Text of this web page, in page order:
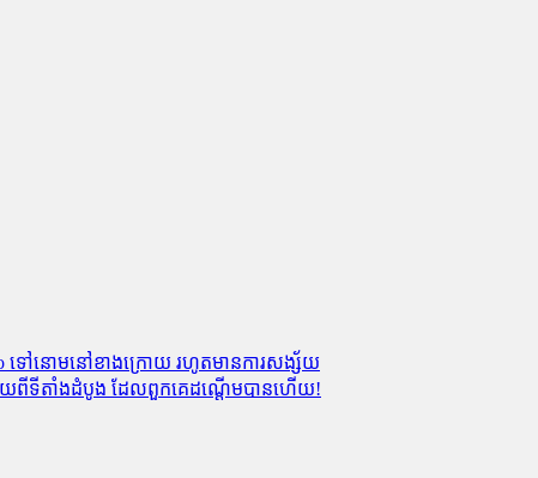
ទៅនោមនៅខាងក្រោយ រហូតមានការសង្ស័យ
ពីទីតាំងដំបូង ដែលពួកគេដណ្ដើមបានហើយ!